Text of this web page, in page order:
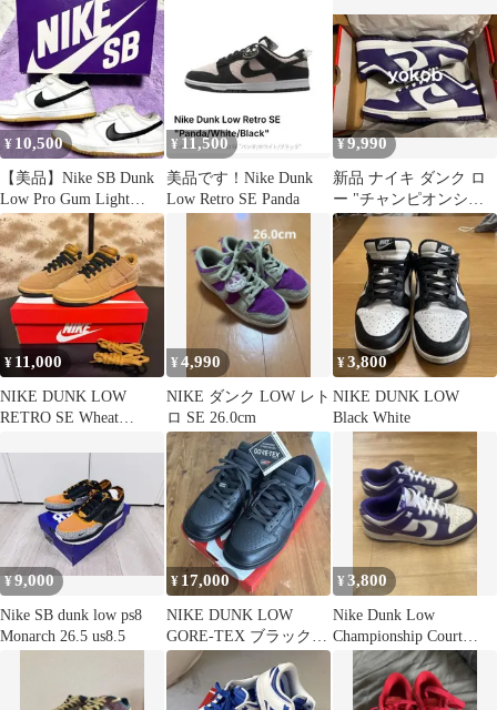
¥ 10,500
【美品】Nike SB Dunk
Low Pro Gum Light
Brown
¥11,500
美品です！Nike Dunk
Low Retro SE Panda
¥9,990
新品 ナイキ ダンク ロ
ー "チャンピオンシッ
プ コートパープル"
27.5cm
¥ 11,000
NIKE DUNK LOW
RETRO SE Wheat
¥4,990
NIKE ダンク LOW レト
ロ SE 26.0cm
¥3,800
NIKE DUNK LOW
Black White
¥9,000
Nike SB dunk low ps8
Monarch 26.5 us8.5
¥ 17,000
NIKE DUNK LOW
GORE-TEX ブラック
スニーカー
¥3,800
Nike Dunk Low
Championship Court
Purple